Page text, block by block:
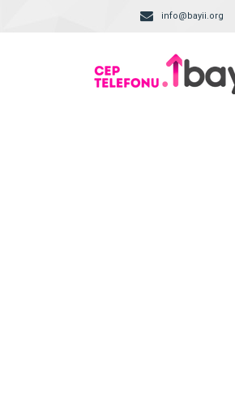
info@bayii.org